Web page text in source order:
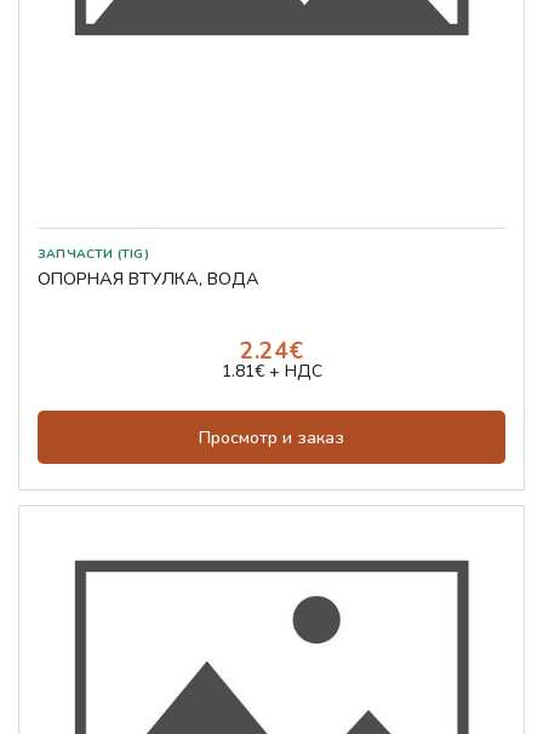
ЗАПЧАСТИ (TIG)
ОПОРНАЯ ВТУЛКА, ВОДА
2.24€
1.81€ + НДС
Просмотр и заказ